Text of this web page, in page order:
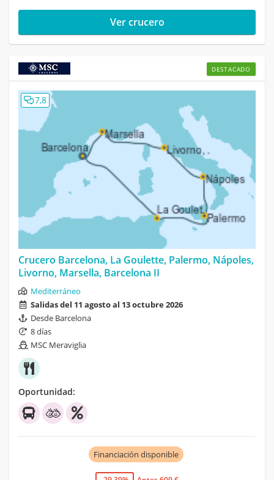
Ver crucero
DESTACADO
7,8
Crucero Barcelona, La Goulette, Palermo, Nápoles,
Livorno, Marsella, Barcelona II
Mediterráneo
Salidas del 11 agosto al 13 octubre 2026
Desde Barcelona
8 días
MSC Meraviglia
Oportunidad:
Financiación disponible